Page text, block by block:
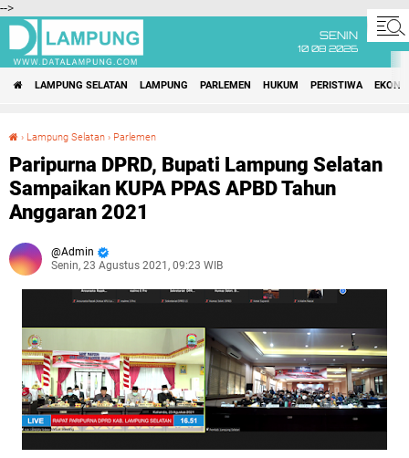
-->
SENIN
10 08 2026
LAMPUNG SELATAN LAMPUNG PARLEMEN HUKUM PERISTIWA
› Lampung Selatan › Parlemen
Paripurna DPRD, Bupati Lampung Selatan
Sampaikan KUPA PPAS APBD Tahun
Anggaran 2021
Admin
Senin, 23 Agustus 2021, 09:23 WIB